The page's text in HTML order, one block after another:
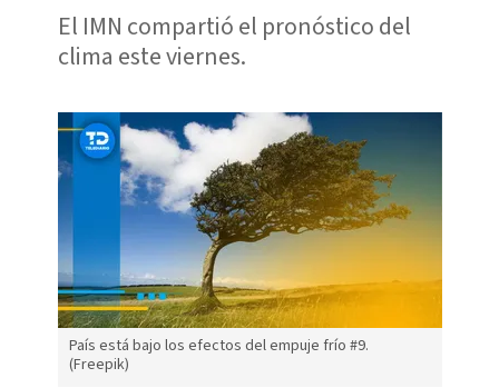
El IMN compartió el pronóstico del
clima este viernes.
País está bajo los efectos del empuje frío #9.
(Freepik)